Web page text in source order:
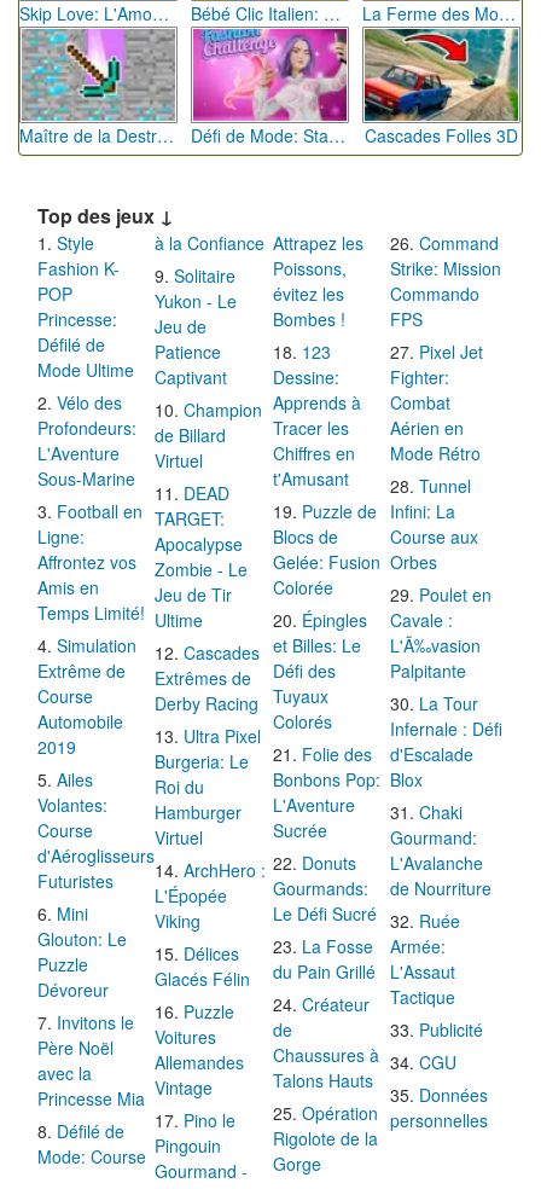
Skip Love: L'Amour en Péril Bébé Clic Italien: La Folie des Petits Bambins La Ferme des Mots - Cultivez votre Vocabulaire
Maître de la Destruction: Fusion de Pioches Défi de Mode: Star du Podium Cascades Folles 3D
Top des jeux ↓
Style
Fashion K-
POP
Princesse:
Défilé de
Mode Ultime
Vélo des
Profondeurs:
L'Aventure
Sous-Marine
Football en
Ligne:
Affrontez vos
Amis en
Temps Limité!
Simulation
Extrême de
Course
Automobile
2019
Ailes
Volantes:
Course
d'Aéroglisseurs
Futuristes
Mini
Glouton: Le
Puzzle
Dévoreur
Invitons le
Père Noël
avec la
Princesse Mia
Défilé de
Mode: Course
à la Confiance
Solitaire
Yukon - Le
Jeu de
Patience
Captivant
Champion
de Billard
Virtuel
DEAD
TARGET:
Apocalypse
Zombie - Le
Jeu de Tir
Ultime
Cascades
Extrêmes de
Derby Racing
Ultra Pixel
Burgeria: Le
Roi du
Hamburger
Virtuel
ArchHero :
L'Épopée
Viking
Délices
Glacés Félin
Puzzle
Voitures
Allemandes
Vintage
Pino le
Pingouin
Gourmand -
Attrapez les
Poissons,
évitez les
Bombes !
123
Dessine:
Apprends à
Tracer les
Chiffres en
t'Amusant
Puzzle de
Blocs de
Gelée: Fusion
Colorée
Épingles
et Billes: Le
Défi des
Tuyaux
Colorés
Folie des
Bonbons Pop:
L'Aventure
Sucrée
Donuts
Gourmands:
Le Défi Sucré
La Fosse
du Pain Grillé
Créateur
de
Chaussures à
Talons Hauts
Opération
Rigolote de la
Gorge
Command
Strike: Mission
Commando
FPS
Pixel Jet
Fighter:
Combat
Aérien en
Mode Rétro
Tunnel
Infini: La
Course aux
Orbes
Poulet en
Cavale :
L'Ã‰vasion
Palpitante
La Tour
Infernale : Défi
d'Escalade
Blox
Chaki
Gourmand:
L'Avalanche
de Nourriture
Ruée
Armée:
L'Assaut
Tactique
Publicité
CGU
Données
personnelles